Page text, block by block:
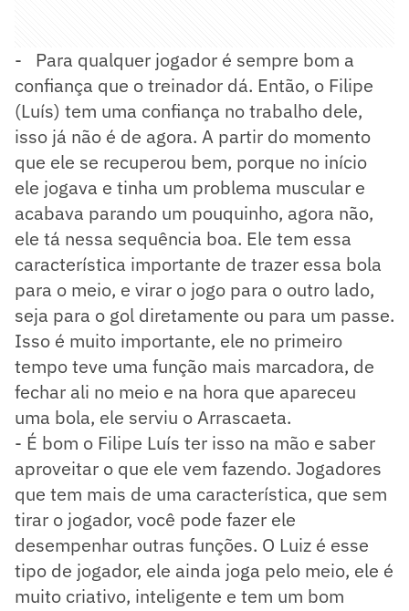
- Para qualquer jogador é sempre bom a
confiança que o treinador dá. Então, o Filipe
(Luís) tem uma confiança no trabalho dele,
isso já não é de agora. A partir do momento
que ele se recuperou bem, porque no início
ele jogava e tinha um problema muscular e
acabava parando um pouquinho, agora não,
ele tá nessa sequência boa. Ele tem essa
característica importante de trazer essa bola
para o meio, e virar o jogo para o outro lado,
seja para o gol diretamente ou para um passe.
Isso é muito importante, ele no primeiro
tempo teve uma função mais marcadora, de
fechar ali no meio e na hora que apareceu
uma bola, ele serviu o Arrascaeta.
- É bom o Filipe Luís ter isso na mão e saber
aproveitar o que ele vem fazendo. Jogadores
que tem mais de uma característica, que sem
tirar o jogador, você pode fazer ele
desempenhar outras funções. O Luiz é esse
tipo de jogador, ele ainda joga pelo meio, ele é
muito criativo, inteligente e tem um bom